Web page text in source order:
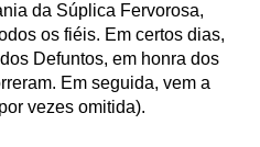
da Súplica Fervorosa,
os fiéis. Em certos dias,
Defuntos, em honra dos
Em seguida, vem a
vezes omitida).